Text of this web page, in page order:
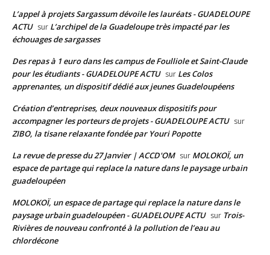
L’appel à projets Sargassum dévoile les lauréats - GUADELOUPE
ACTU sur L’archipel de la Guadeloupe très impacté par les
échouages de sargasses
Des repas à 1 euro dans les campus de Foulliole et Saint-Claude
pour les étudiants - GUADELOUPE ACTU sur Les Colos
apprenantes, un dispositif dédié aux jeunes Guadeloupéens
Création d’entreprises, deux nouveaux dispositifs pour
accompagner les porteurs de projets - GUADELOUPE ACTU sur
ZIBO, la tisane relaxante fondée par Youri Popotte
La revue de presse du 27 Janvier | ACCD'OM sur MOLOKOÏ, un
espace de partage qui replace la nature dans le paysage urbain
guadeloupéen
MOLOKOÏ, un espace de partage qui replace la nature dans le
paysage urbain guadeloupéen - GUADELOUPE ACTU sur Trois-
Rivières de nouveau confronté à la pollution de l’eau au
chlordécone